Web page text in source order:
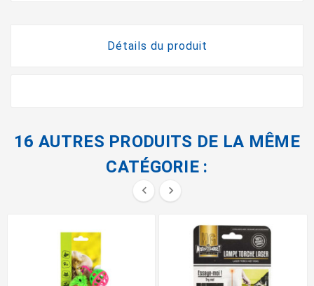
Détails du produit
16 AUTRES PRODUITS DE LA MÊME
CATÉGORIE :
 